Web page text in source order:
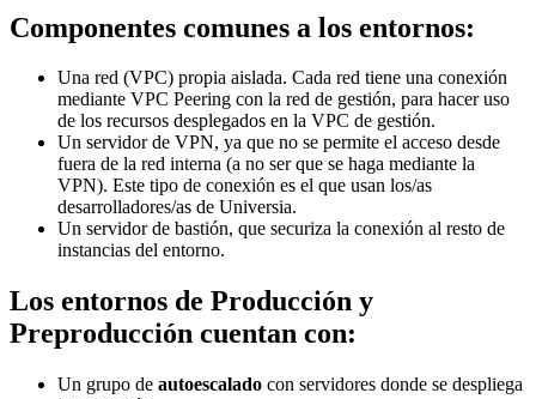
Componentes comunes a los entornos:
Una red (VPC) propia aislada. Cada red tiene una conexión
mediante VPC Peering con la red de gestión, para hacer uso
de los recursos desplegados en la VPC de gestión.
Un servidor de VPN, ya que no se permite el acceso desde
fuera de la red interna (a no ser que se haga mediante la
VPN). Este tipo de conexión es el que usan los/as
desarrolladores/as de Universia.
Un servidor de bastión, que securiza la conexión al resto de
instancias del entorno.
Los entornos de Producción y
Preproducción cuentan con:
Un grupo de autoescalado con servidores donde se despliega